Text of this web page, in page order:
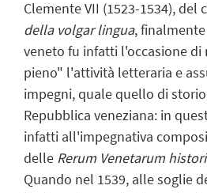
Clemente VII (1523-1534), del
della volgar lingua,
veneto fu infatti l'occasione
pieno" l'attività letteraria e
impegni, quale quello di
Repubblica veneziana: in
infatti all'impegnativa
delle Rerum Venetarum
Quando nel 1539, alle soglie